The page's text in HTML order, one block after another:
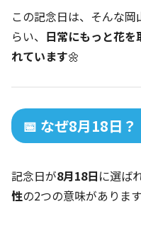
この記念日は、そんな
らい、 日常にもっと花
れています🌼
📅 なぜ8月18日？
記念日が8月18日に選ば
性の2つの意味がありま